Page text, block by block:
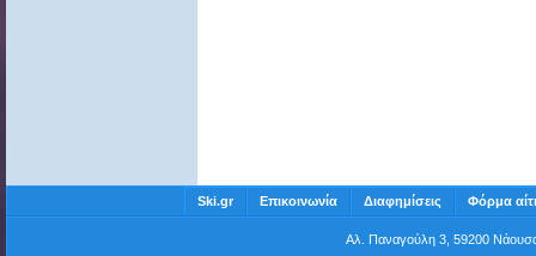
Ski.gr Επικοινωνία Διαφημίσεις Φόρμα
Αλ. Παναγούλη 3, 59200